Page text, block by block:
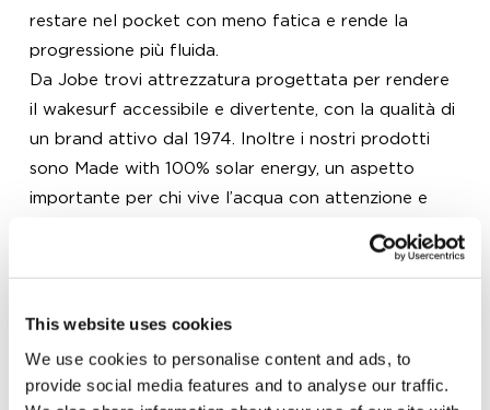
This website uses cookies
We use cookies to personalise content and ads, to
provide social media features and to analyse our traffic.
restare nel pocket con meno fatica e rende la
progressione più fluida.
Da Jobe trovi attrezzatura progettata per rendere
il wakesurf accessibile e divertente, con la qualità di
un brand attivo dal 1974. Inoltre i nostri prodotti
sono Made with 100% solar energy, un aspetto
importante per chi vive l’acqua con attenzione e
Accessori utili per completare il setup
Una board bag è un aiuto concreto per proteggere
la tavola durante il trasporto e quando la riponi. Un
giubbotto impact o un giubbotto di salvataggio che